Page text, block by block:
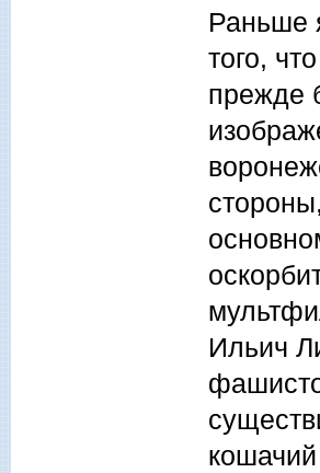
Раньше
того,
прежде
Ильич